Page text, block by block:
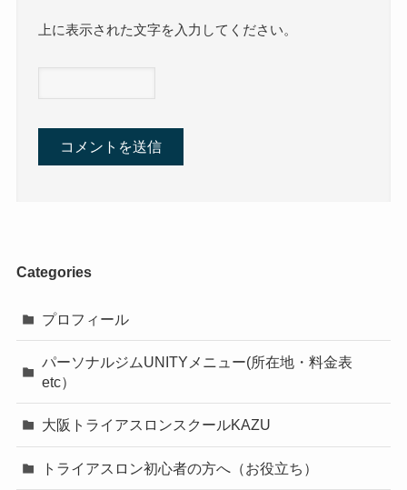
上に表示された文字を入力してください。
Categories
プロフィール
パーソナルジムUNITYメニュー(所在地・料金表
etc）
大阪トライアスロンスクールKAZU
トライアスロン初心者の方へ（お役立ち）